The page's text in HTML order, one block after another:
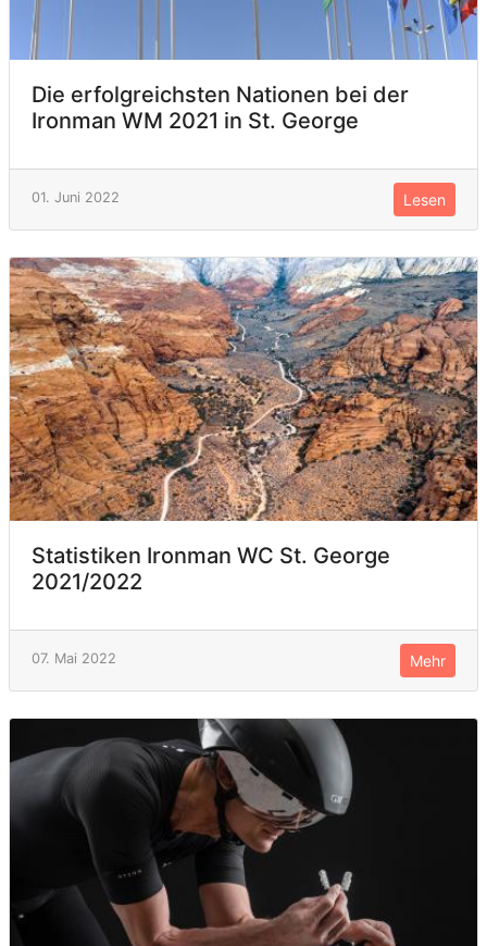
Die erfolgreichsten Nationen bei der
Ironman WM 2021 in St. George
01. Juni 2022 Lesen
Statistiken Ironman WC St. George
2021/2022
07. Mai 2022 Mehr